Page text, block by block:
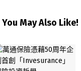
You May Also Like!